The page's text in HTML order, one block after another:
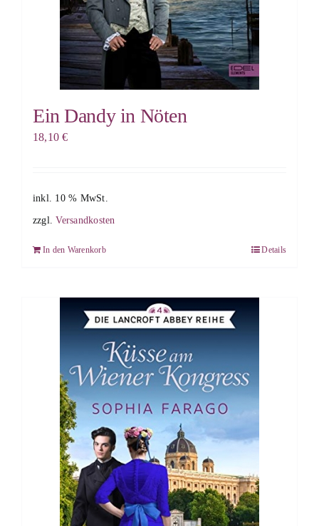
Ein Dandy in Nöten
18,10€
inkl. 10 % MwSt.
zzgl.Versandkosten
In den Warenkorb Details